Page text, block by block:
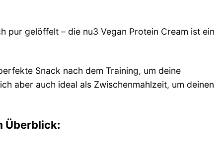
pur gelöffelt – die nu3 Vegan Protein Cream ist ein
Snack nach dem Training, um deine
aber auch ideal als Zwischenmahlzeit, um deinen
Überblick: